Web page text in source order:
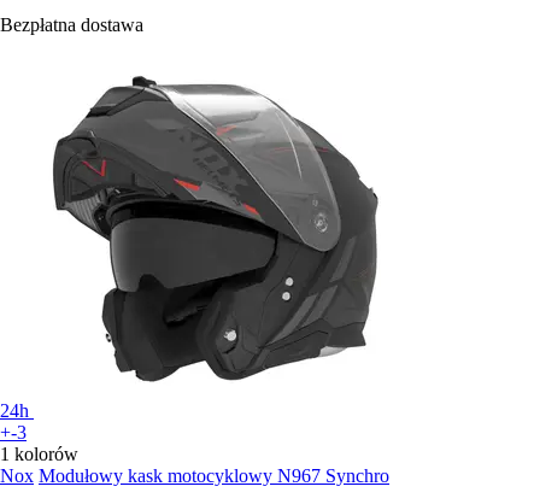
Bezpłatna dostawa
24h
+-3
1 kolorów
Nox Modułowy kask motocyklowy N967 Synchro